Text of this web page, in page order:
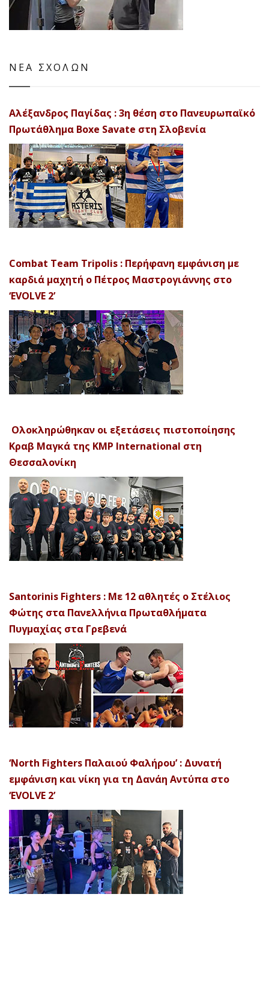
ΝΕΑ ΣΧΟΛΩΝ
Αλέξανδρος Παγίδας : 3η θέση στο Πανευρωπαϊκό
Πρωτάθλημα Boxe Savate στη Σλοβενία
Combat Team Tripolis : Περήφανη εμφάνιση με
καρδιά μαχητή ο Πέτρος Μαστρογιάννης στο
‘EVOLVE 2’
Ολοκληρώθηκαν οι εξετάσεις πιστοποίησης
Κραβ Μαγκά της KMP International στη
Θεσσαλονίκη
Santorinis Fighters : Με 12 αθλητές ο Στέλιος
Φώτης στα Πανελλήνια Πρωταθλήματα
Πυγμαχίας στα Γρεβενά
‘North Fighters Παλαιού Φαλήρου’ : Δυνατή
εμφάνιση και νίκη για τη Δανάη Αντύπα στο
‘EVOLVE 2’